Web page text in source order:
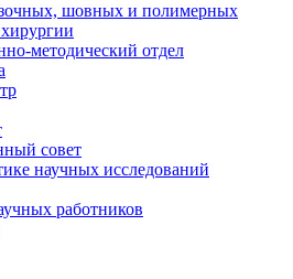
шовных и полимерных
методический отдел
совет
научных исследований
работников